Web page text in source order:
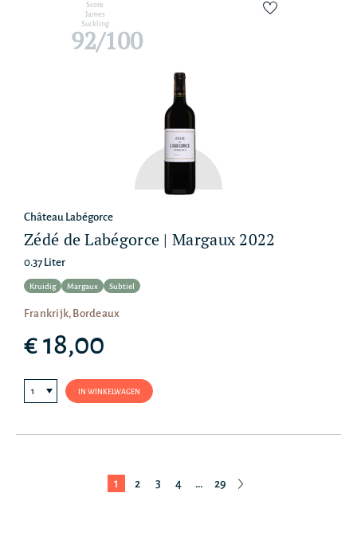
Score
James
Suckling
92/100
Château Labégorce
Zédé de Labégorce | Margaux 2022
0.37 Liter
Kruidig Margaux Subtiel
Frankrijk, Bordeaux
€ 18,00
IN WINKELWAGEN
1 2 3 4 … 29